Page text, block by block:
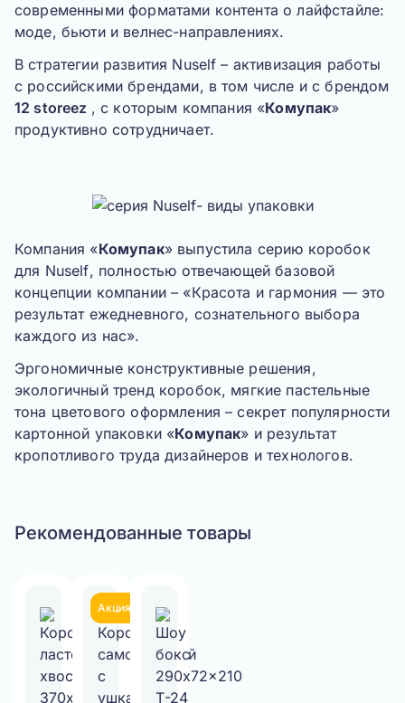
современными форматами контента о лайфстайле:
моде, бьюти и велнес-направлениях.
В стратегии развития Nuself – активизация работы
с российскими брендами, в том числе и с брендом
12 storeez , с которым компания «Комупак»
продуктивно сотрудничает.
Компания «Комупак» выпустила серию коробок
для Nuself, полностью отвечающей базовой
концепции компании – «Красота и гармония — это
результат ежедневного, сознательного выбора
каждого из нас».
Эргономичные конструктивные решения,
экологичный тренд коробок, мягкие пастельные
тона цветового оформления – секрет популярности
картонной упаковки «Комупак» и результат
кропотливого труда дизайнеров и технологов.
Рекомендованные товары
Акция